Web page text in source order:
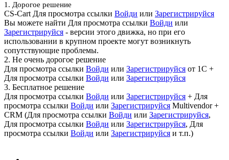
1. Дорогое решение
CS-Cart Для просмотра ссылки Войди или Зарегистрируйся
Вы можете найти Для просмотра ссылки Войди или
Зарегистрируйся - версии этого движка, но при его
использовании в крупном проекте могут возникнуть
сопутствующие проблемы.
2. Не очень дорогое решение
Для просмотра ссылки Войди или Зарегистрируйся от 1С +
Для просмотра ссылки Войди или Зарегистрируйся
3. Бесплатное решение
Для просмотра ссылки Войди или Зарегистрируйся + Для
просмотра ссылки Войди или Зарегистрируйся Multivendor +
CRM (Для просмотра ссылки Войди или Зарегистрируйся,
Для просмотра ссылки Войди или Зарегистрируйся, Для
просмотра ссылки Войди или Зарегистрируйся и т.п.)